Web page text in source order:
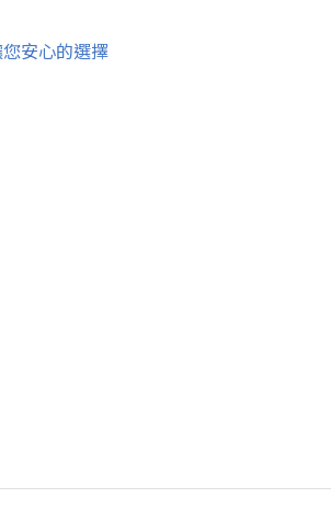
安心的選擇